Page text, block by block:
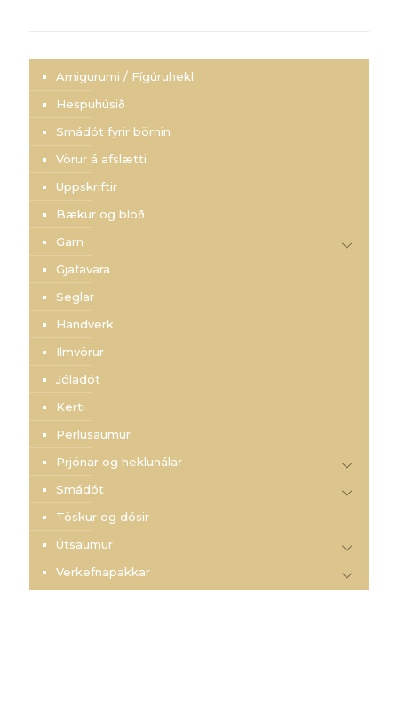
Amigurumi / Fígúruhekl
Hespuhúsið
Smádót fyrir börnin
Vörur á afslætti
Uppskriftir
Bækur og blöð
Garn
Gjafavara
Seglar
Handverk
Ilmvörur
Jóladót
Kerti
Perlusaumur
Prjónar og heklunálar
Smádót
Töskur og dósir
Útsaumur
Verkefnapakkar